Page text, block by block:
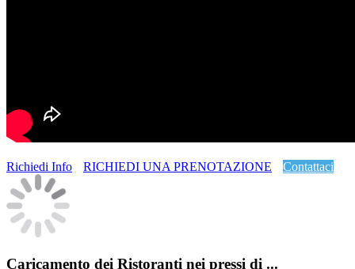
Richiedi Info RICHIEDI UNA PRENOTAZIONE Contattaci
Caricamento dei Ristoranti nei pressi di ...